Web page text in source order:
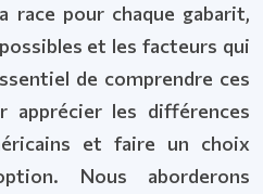
race pour chaque gabarit,
et les facteurs qui
de comprendre ces
apprécier les différences
et faire un choix
Nous aborderons